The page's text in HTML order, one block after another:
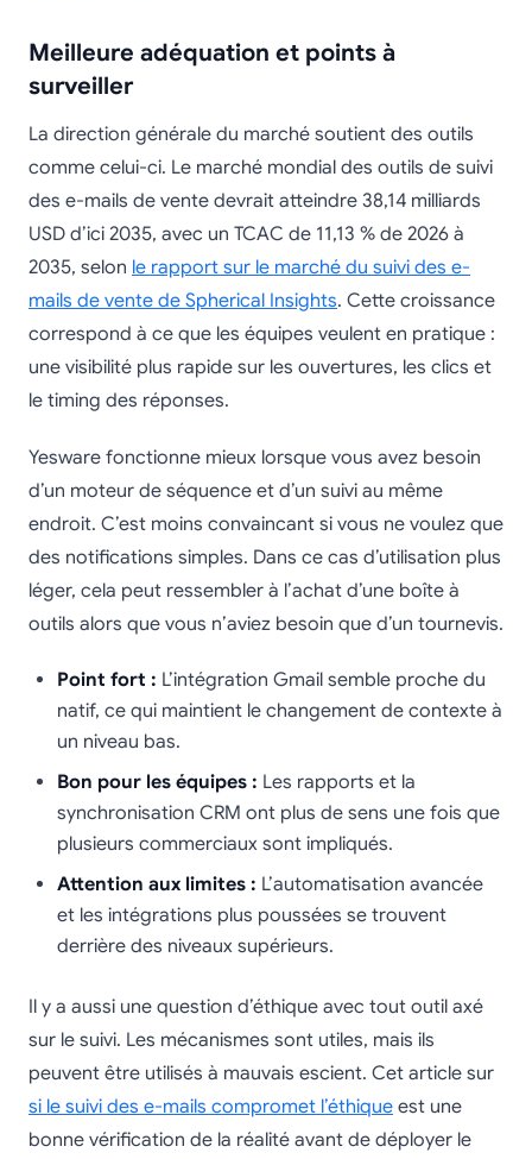
Meilleure adéquation et points à
surveiller
La direction générale du marché soutient des outils
comme celui-ci. Le marché mondial des outils de suivi
des e-mails de vente devrait atteindre 38,14 milliards
USD d’ici 2035, avec un TCAC de 11,13 % de 2026 à
2035, selon le rapport sur le marché du suivi des e-
mails de vente de Spherical Insights. Cette croissance
correspond à ce que les équipes veulent en pratique :
une visibilité plus rapide sur les ouvertures, les clics et
le timing des réponses.
Yesware fonctionne mieux lorsque vous avez besoin
d’un moteur de séquence et d’un suivi au même
endroit. C’est moins convaincant si vous ne voulez que
des notifications simples. Dans ce cas d’utilisation plus
léger, cela peut ressembler à l’achat d’une boîte à
outils alors que vous n’aviez besoin que d’un tournevis.
Point fort : L’intégration Gmail semble proche du
natif, ce qui maintient le changement de contexte à
un niveau bas.
Bon pour les équipes : Les rapports et la
synchronisation CRM ont plus de sens une fois que
plusieurs commerciaux sont impliqués.
Attention aux limites : L’automatisation avancée
et les intégrations plus poussées se trouvent
derrière des niveaux supérieurs.
Il y a aussi une question d’éthique avec tout outil axé
sur le suivi. Les mécanismes sont utiles, mais ils
peuvent être utilisés à mauvais escient. Cet article sur
si le suivi des e-mails compromet l’éthique est une
bonne vérification de la réalité avant de déployer le